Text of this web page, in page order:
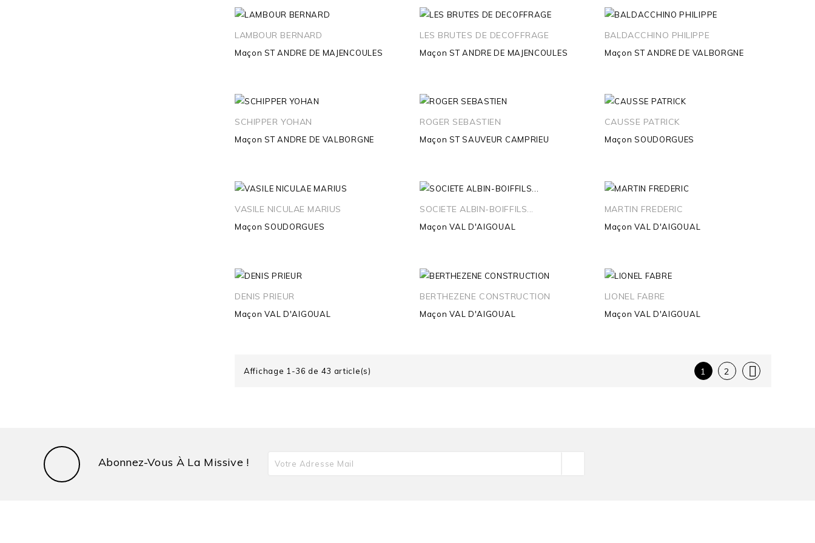
LAMBOUR BERNARD
Maçon ST ANDRE DE MAJENCOULES
LES BRUTES DE DECOFFRAGE
Maçon ST ANDRE DE MAJENCOULES
BALDACCHINO PHILIPPE
Maçon ST ANDRE DE VALBORGNE
SCHIPPER YOHAN
Maçon ST ANDRE DE VALBORGNE
ROGER SEBASTIEN
Maçon ST SAUVEUR CAMPRIEU
CAUSSE PATRICK
Maçon SOUDORGUES
VASILE NICULAE MARIUS
Maçon SOUDORGUES
SOCIETE ALBIN-BOIFFILS...
Maçon VAL D'AIGOUAL
MARTIN FREDERIC
Maçon VAL D'AIGOUAL
DENIS PRIEUR
Maçon VAL D'AIGOUAL
BERTHEZENE CONSTRUCTION
Maçon VAL D'AIGOUAL
LIONEL FABRE
Maçon VAL D'AIGOUAL
Affichage 1-36 de 43 article(s) 1 2 
Abonnez-Vous À La Missive !